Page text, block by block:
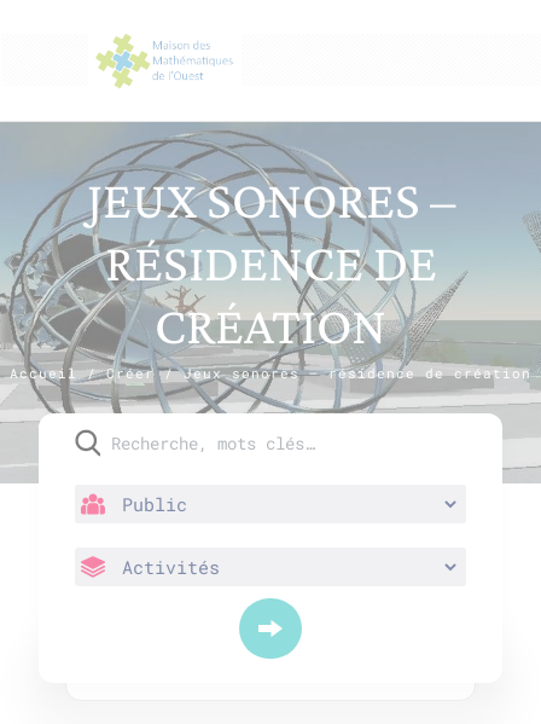
JEUX SONORES –
RÉSIDENCE DE
CRÉATION
Accueil/Créer /Jeux sonores – résidence de création